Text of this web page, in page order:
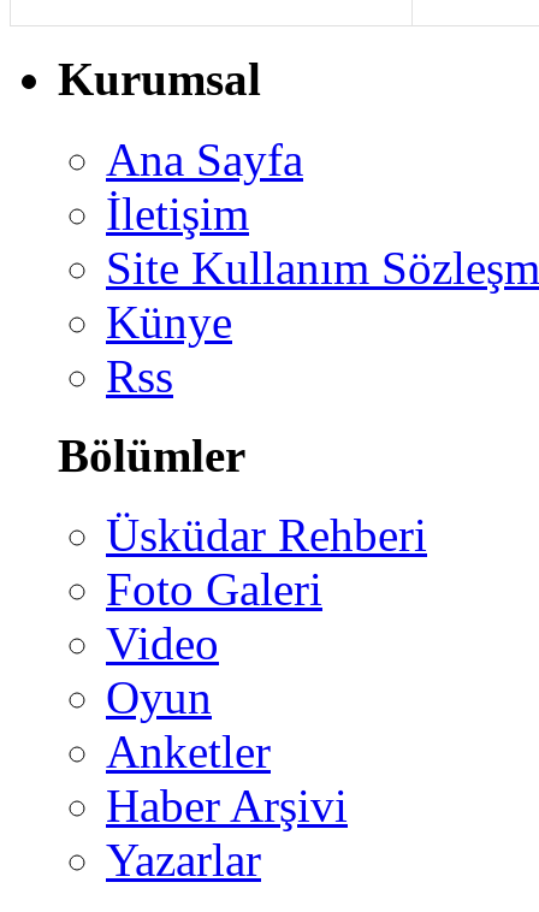
Kurumsal
Ana Sayfa
İletişim
Site Kullanım
Künye
Rss
Bölümler
Üsküdar Rehberi
Foto Galeri
Video
Oyun
Anketler
Haber Arşivi
Yazarlar